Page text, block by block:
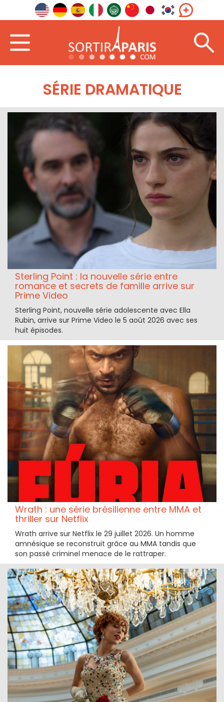
SÉRIE DRAMATIQUE
Sterling Point : la nouvelle série entre
romance et secrets de famille arrive sur
Prime Video
Sterling Point, nouvelle série adolescente avec Ella
Rubin, arrive sur Prime Video le 5 août 2026 avec ses
huit épisodes.
Wrath : une série brésilienne entre MMA et
thriller sur Netflix
Wrath arrive sur Netflix le 29 juillet 2026. Un homme
amnésique se reconstruit grâce au MMA tandis que
son passé criminel menace de le rattraper.